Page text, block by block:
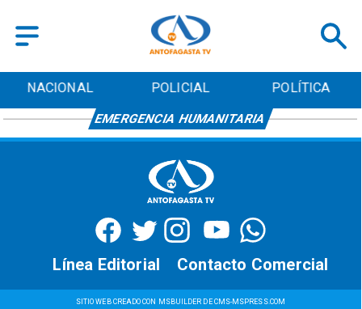
NACIONAL POLICIAL POLÍTICA
EMERGENCIA HUMANITARIA
SITIO WEB CREADO CON MSBUILDER DE CMS-MSPRESS.COM
Contacto Comercial
Línea Editorial